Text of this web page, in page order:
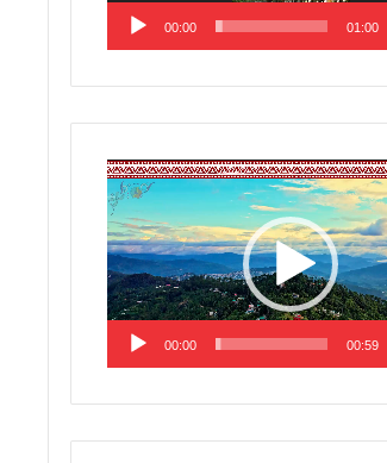
00:00 01:00
Video
Player
00:00 00:59